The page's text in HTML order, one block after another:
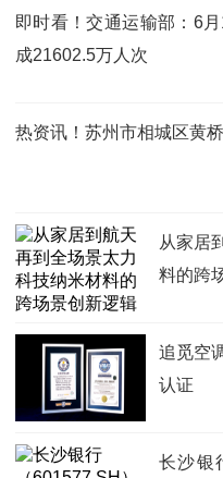
即时看！交通运输部：6
成21602.5万人次
热资讯！苏州市相城区黄
从家居
料的跨
追觅空
认证
长沙银